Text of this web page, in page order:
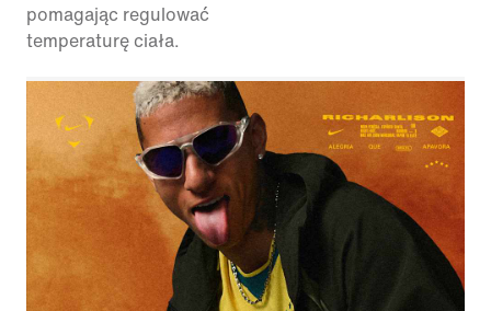
pomagając regulować
temperaturę ciała.